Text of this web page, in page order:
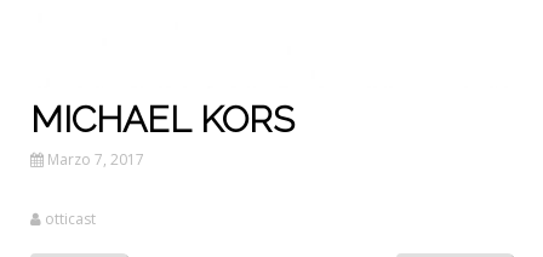
MICHAEL KORS
Marzo 7, 2017
otticast